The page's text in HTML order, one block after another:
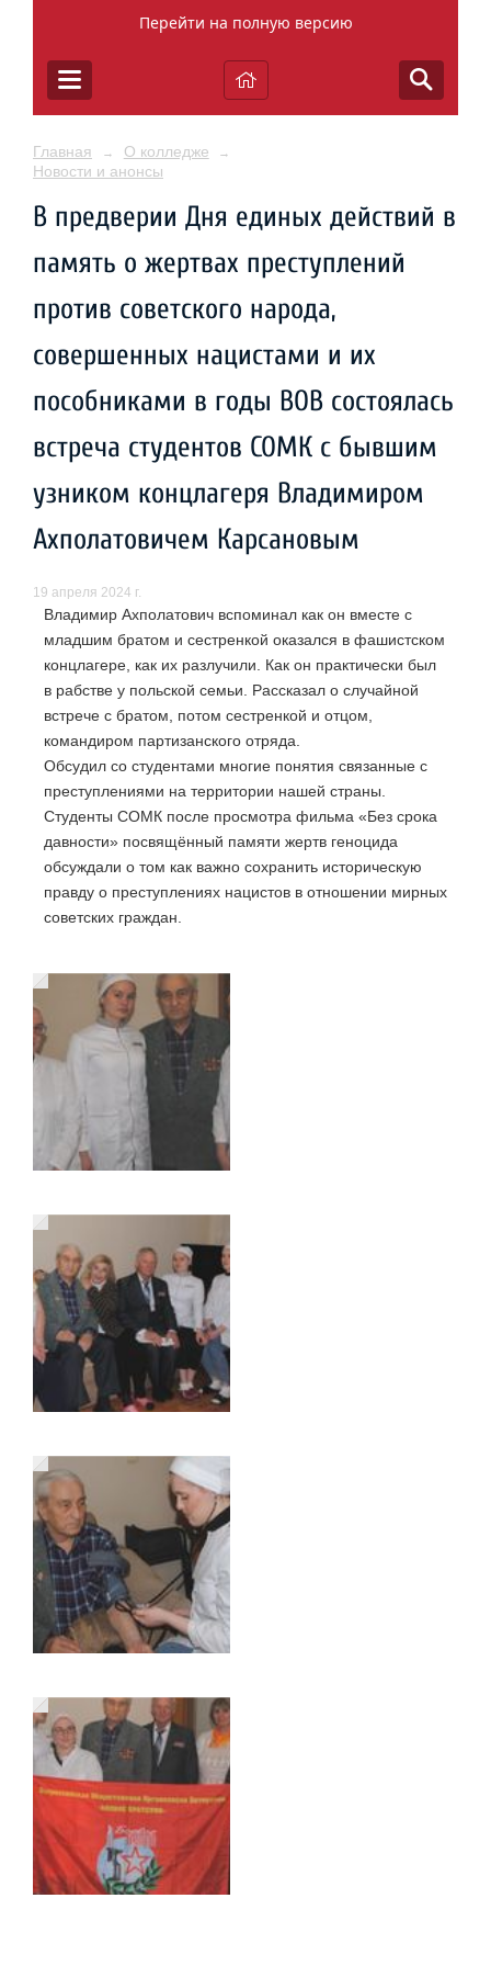
Перейти на полную версию
Главная → О колледже →
Новости и анонсы
В предверии Дня единых действий в
память о жертвах преступлений
против советского народа,
совершенных нацистами и их
пособниками в годы ВОВ состоялась
встреча студентов СОМК с бывшим
узником концлагеря Владимиром
Ахполатовичем Карсановым
19 апреля 2024 г.
Владимир Ахполатович вспоминал как он вместе с
младшим братом и сестренкой оказался в фашистском
концлагере, как их разлучили. Как он практически был
в рабстве у польской семьи. Рассказал о случайной
встрече с братом, потом сестренкой и отцом,
командиром партизанского отряда.
Обсудил со студентами многие понятия связанные с
преступлениями на территории нашей страны.
Студенты СОМК после просмотра фильма «Без срока
давности» посвящённый памяти жертв геноцида
обсуждали о том как важно сохранить историческую
правду о преступлениях нацистов в отношении мирных
советских граждан.